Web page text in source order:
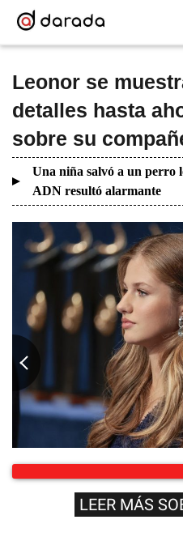
Leonor se
detalles hasta
sobre su
Una niña salvó a un perro
ADN resultó alarmante
LEER MÁS